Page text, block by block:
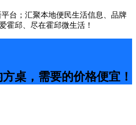
台；汇聚本地便民生活信息、品牌
霍邱、尽在霍邱微生活！
桌，需要的价格便宜！